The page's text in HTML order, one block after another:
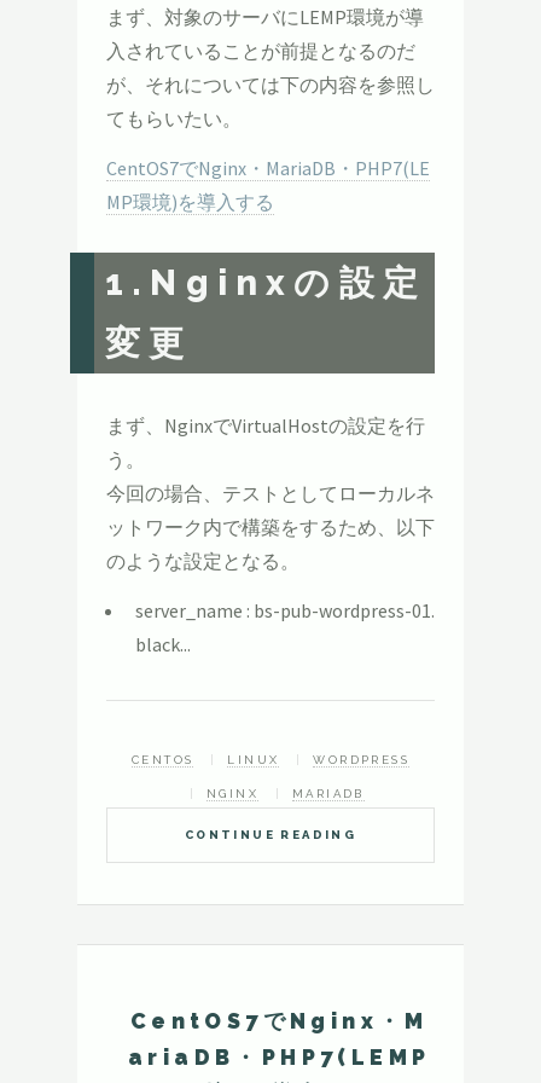
まず、対象のサーバにLEMP環境が導
入されていることが前提となるのだ
が、それについては下の内容を参照し
てもらいたい。
CentOS7でNginx・MariaDB・PHP7(LE
MP環境)を導入する
1.Nginxの設定
変更
まず、NginxでVirtualHostの設定を行
う。
今回の場合、テストとしてローカルネ
ットワーク内で構築をするため、以下
のような設定となる。
server_name : bs-pub-wordpress-01.
black...
CONTINUE READING
CENTOS LINUX WORDPRESS
NGINX MARIADB
CentOS7でNginx・M
ariaDB・PHP7(LEMP